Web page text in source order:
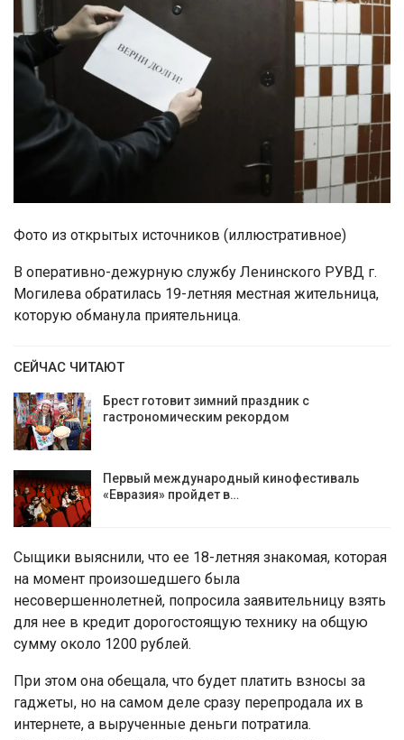
Фото из открытых источников (иллюстративное)
В оперативно-дежурную службу Ленинского РУВД г.
Могилева обратилась 19-летняя местная жительница,
которую обманула приятельница.
СЕЙЧАС ЧИТАЮТ
Брест готовит зимний праздник с
гастрономическим рекордом
Первый международный кинофестиваль
«Евразия» пройдет в…
Сыщики выяснили, что ее 18-летняя знакомая, которая
на момент произошедшего была
несовершеннолетней, попросила заявительницу взять
для нее в кредит дорогостоящую технику на общую
сумму около 1200 рублей.
При этом она обещала, что будет платить взносы за
гаджеты, но на самом деле сразу перепродала их в
интернете, а вырученные деньги потратила.